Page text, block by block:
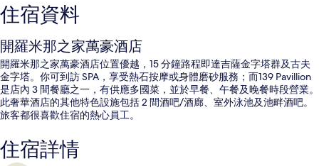
住宿資料
開羅米那之家萬豪酒店
開羅米那之家萬豪酒店位置優越，15 分鐘路程即達吉薩金字塔群及古夫
金字塔。你可到訪 SPA，享受熱石按摩或身體磨砂服務；而139 Pavillion
是店內 3 間餐廳之一，有供應多國菜，並於早餐、午餐及晚餐時段營業。
此奢華酒店的其他特色設施包括 2 間酒吧/酒廊、室外泳池及池畔酒吧。
旅客都很喜歡住宿的熱心員工。
住宿詳情